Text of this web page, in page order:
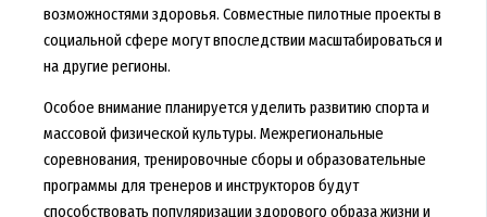
возможностями здоровья. Совместные пилотные проекты в
социальной сфере могут впоследствии масштабироваться и
на другие регионы.
Особое внимание планируется уделить развитию спорта и
массовой физической культуры. Межрегиональные
соревнования, тренировочные сборы и образовательные
программы для тренеров и инструкторов будут
способствовать популяризации здорового образа жизни и